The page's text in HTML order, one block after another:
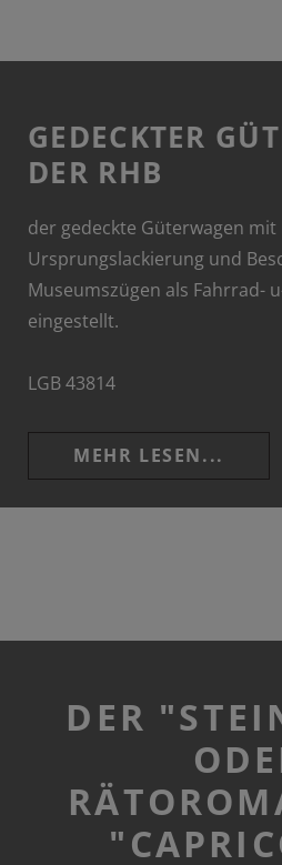
GEDECKTER
DER RHB
der gedeckte Güterwagen
Ursprungslackierung und
Museumszügen als Fahrrad-
eingestellt.
LGB 43814
MEHR LESEN...
DER